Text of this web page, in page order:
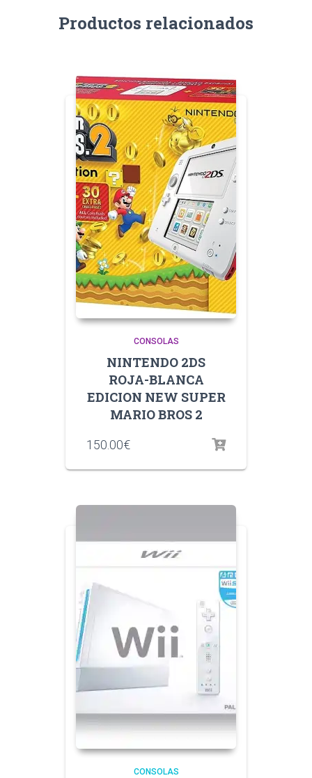
Productos relacionados
CONSOLAS
NINTENDO 2DS
ROJA-BLANCA
EDICION NEW SUPER
MARIO BROS 2
150.00€
CONSOLAS